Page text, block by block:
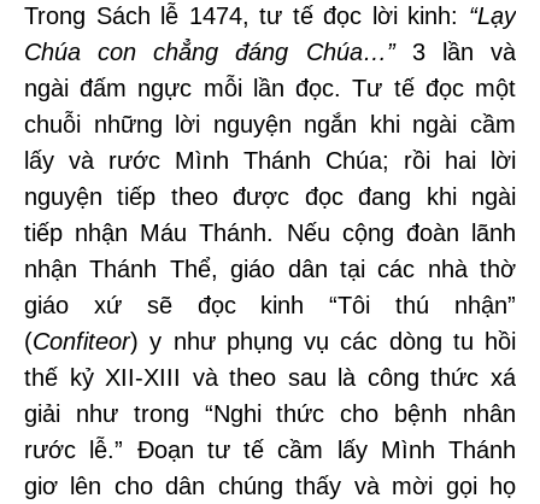
Trong Sách lễ 1474, tư tế đọc lời kinh: “Lạy
Chúa con chẳng đáng Chúa…”3 lần và
ngài đấm ngực mỗi lần đọc. Tư tế đọc một
chuỗi những lời nguyện ngắn khi ngài cầm
lấy và rước Mình Thánh Chúa; rồi hai lời
nguyện tiếp theo được đọc đang khi ngài
tiếp nhận Máu Thánh. Nếu cộng đoàn lãnh
nhận Thánh Thể, giáo dân tại các nhà thờ
giáo xứ sẽ đọc kinh “Tôi thú nhận”
(Confiteor) y như phụng vụ các dòng tu hồi
thế kỷ XII-XIII và theo sau là công thức xá
giải như trong “Nghi thức cho bệnh nhân
rước lễ.” Đoạn tư tế cầm lấy Mình Thánh
giơ lên cho dân chúng thấy và mời gọi họ